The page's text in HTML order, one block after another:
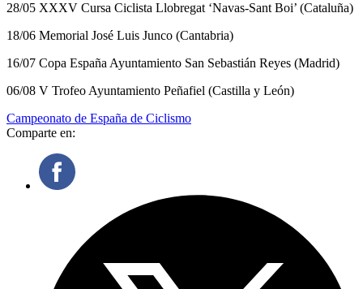
28/05 XXXV Cursa Ciclista Llobregat ‘Navas-Sant Boi’ (Cataluña)
18/06 Memorial José Luis Junco (Cantabria)
16/07 Copa España Ayuntamiento San Sebastián Reyes (Madrid)
06/08 V Trofeo Ayuntamiento Peñafiel (Castilla y León)
Campeonato de España de Ciclismo
Comparte en: